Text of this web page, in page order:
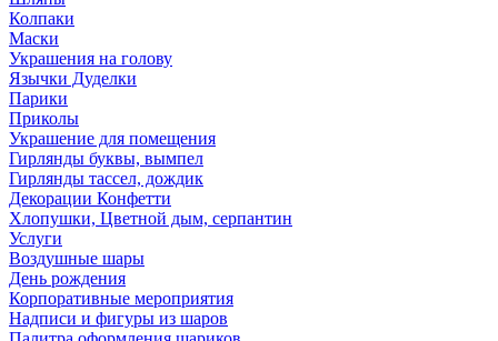
Колпаки
Маски
Украшения на голову
Язычки Дуделки
Парики
Приколы
Украшение для помещения
Гирлянды буквы, вымпел
Гирлянды тассел, дождик
Декорации Конфетти
Хлопушки, Цветной дым, серпантин
Услуги
Воздушные шары
День рождения
Корпоративные мероприятия
Надписи и фигуры из шаров